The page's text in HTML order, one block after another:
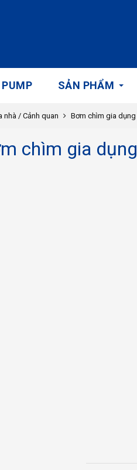
PUMP SẢN PHẨM
nhà / Cảnh quan Bơm chìm gia dụng
chìm gia dụng